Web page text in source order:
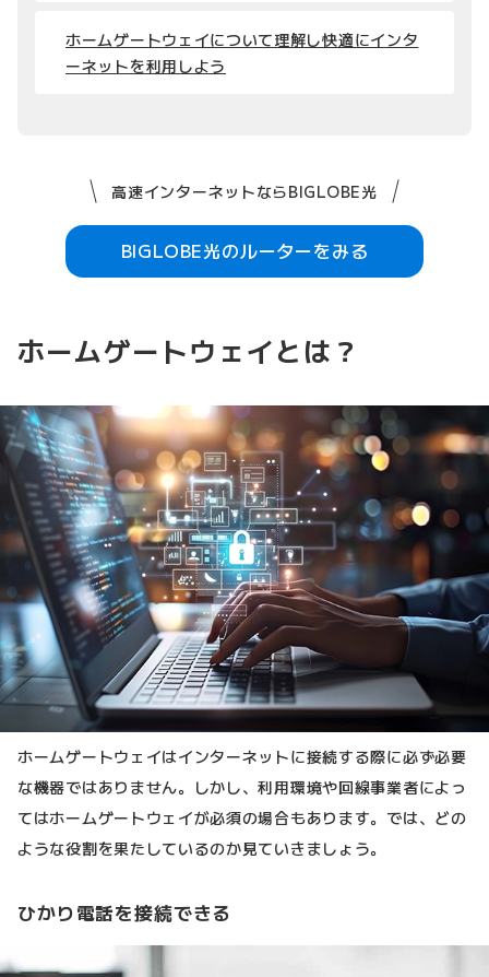
ホームゲートウェイについて理解し快適にインタ
ーネットを利用しよう
高速インターネットならBIGLOBE光
BIGLOBE光のルーターをみる
ホームゲートウェイとは？
ホームゲートウェイはインターネットに接続する際に必ず必要
な機器ではありません。しかし、利用環境や回線事業者によっ
てはホームゲートウェイが必須の場合もあります。では、どの
ような役割を果たしているのか見ていきましょう。
ひかり電話を接続できる